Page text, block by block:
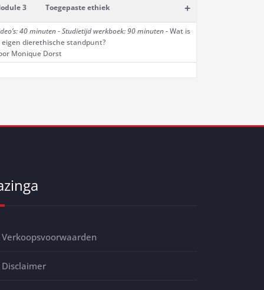
3 Toegepaste ethiek +
40 minuten - Studietijd werkboek: 90 minuten- Wat is
eigen dierethische standpunt?
Monique Dorst
Verkoopsvoorwaarden
Disclaimer